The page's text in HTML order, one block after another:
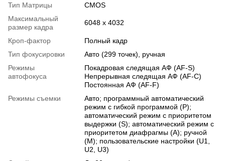
Тип Матрицы
CMOS
Максимальный
размер кадра
6048 x 4032
Кроп-фактор
Полный кадр
Тип фокусировки
Авто (299 точек), ручная
Режимы
автофокуса
Покадровая следящая АФ (AF-S)
Непрерывная следящая АФ (AF-C)
Постоянная АФ (AF-F)
Режимы съемки
Авто; программный автоматический
режим с гибкой программой (P);
автоматический режим с приоритетом
выдержки (S); автоматический режим с
приоритетом диафрагмы (A); ручной
(M); пользовательские настройки (U1,
U2, U3)